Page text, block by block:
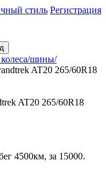
стиль Регистрация
шины/
AT20 265/60R18
AT20 265/60R18
4500км, за 15000.